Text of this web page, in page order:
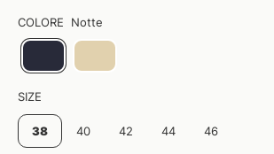
COLORE Notte
SIZE
38 40 42 44 46